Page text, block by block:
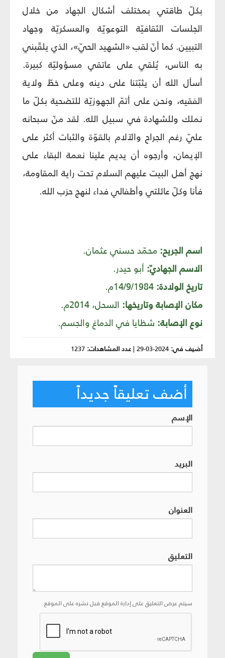
بكلّ طاقتي بمختلف أشكال الجهاد من خلال
الجلسات الثقافيّة التوعويّة والعسكريّة وجهاد
التبيين. كما أنّ لقب «الشهيد الحيّ»، الذي يلقّبني
به الناس، يُلقي على عاتقي مسؤوليّة كبيرة.
أسأل الله أن يثبّتنا على دينه وعلى خطّ ولاية
الفقيه، ونحن على أتمّ الجهوزيّة للتضحية بكلّ ما
نملك وللشهادة في سبيل الله. لقد منّ سبحانه
عليّ رغم الجراح والآلام بالقوّة والثبات أكثر على
الإيمان، وأرجوه أن يديم علينا نعمة البقاء على
نهج أهل البيت عليهم السلام تحت راية المقاومة،
فأنا وكلّ عائلتي وأطفالي فداء لنهج حزب الله.
اسم الجريح: محمّد حسني عثمان.
الاسم الجهاديّ: أبو حيدر.
تاريخ الولادة:
مكان الإصابة وتاريخها: السحل، 2014م.
نوع الإصابة: شظايا في الدماغ والجسم.
أضيف في: 2024-03-29
|عدد المشاهدات: 1237
أضف تعليقاً جديداً
الإسم
البريد
العنوان
التعليق
سيتم عرض التعليق على إدارة الموقع قبل نشره على الموقع